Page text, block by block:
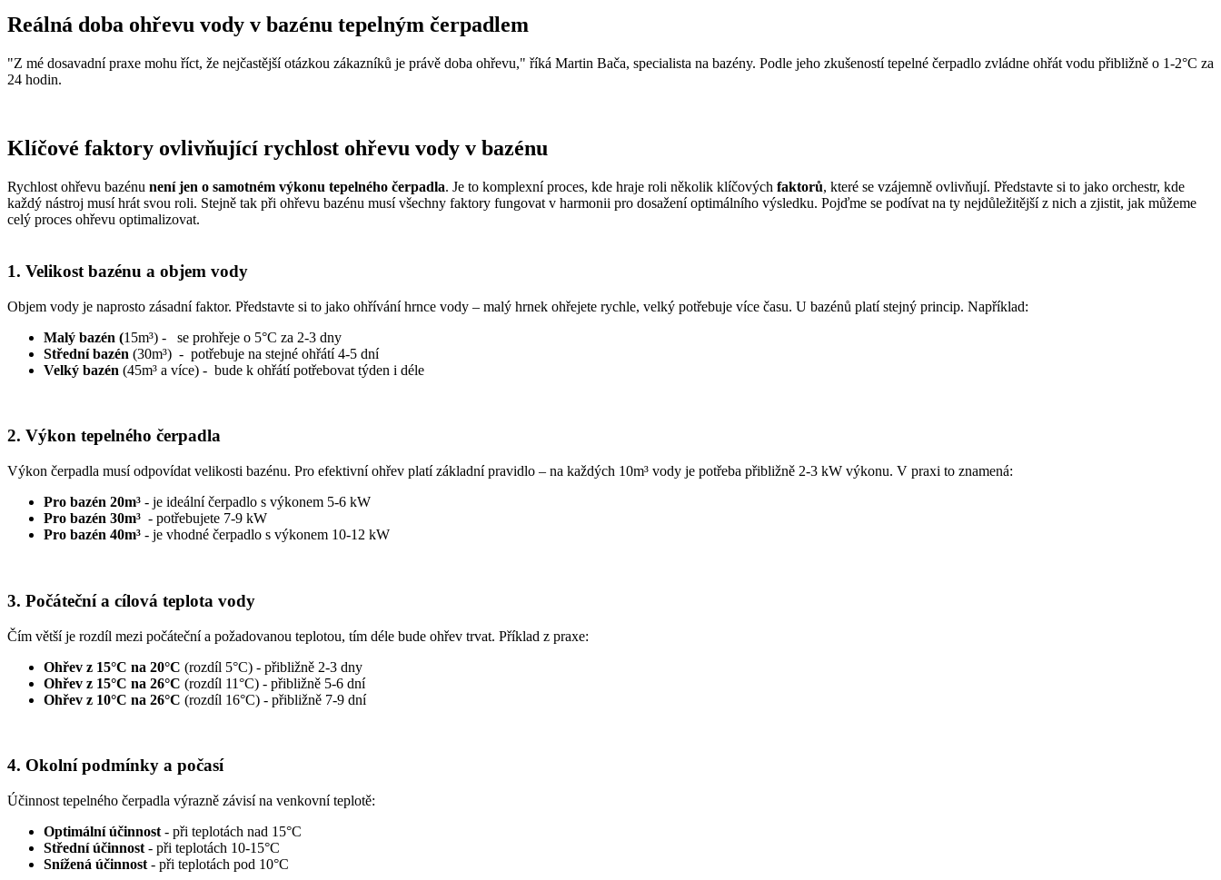
Reálná doba ohřevu vody v bazénu tepelným čerpadlem
"Z mé dosavadní praxe mohu říct, že nejčastější otázkou zákazníků je právě doba ohřevu," říká Martin Bača, specialista na bazény. Podle jeho zkušeností tepelné čerpadlo zvládne ohřát vodu přibližně o 1-2°C za
24 hodin.
Klíčové faktory ovlivňující rychlost ohřevu vody v bazénu
Rychlost ohřevu bazénu není jen o samotném výkonu tepelného čerpadla. Je to komplexní proces, kde hraje roli několik klíčových faktorů, které se vzájemně ovlivňují. Představte si to jako orchestr, kde
každý nástroj musí hrát svou roli. Stejně tak při ohřevu bazénu musí všechny faktory fungovat v harmonii pro dosažení optimálního výsledku. Pojďme se podívat na ty nejdůležitější z nich a zjistit, jak můžeme
celý proces ohřevu optimalizovat.
1. Velikost bazénu a objem vody
Objem vody je naprosto zásadní faktor. Představte si to jako ohřívání hrnce vody – malý hrnek ohřejete rychle, velký potřebuje více času. U bazénů platí stejný princip. Například:
Malý bazén (15m³) - se prohřeje o 5°C za 2-3 dny
Střední bazén (30m³) - potřebuje na stejné ohřátí 4-5 dní
Velký bazén (45m³ a více) - bude k ohřátí potřebovat týden i déle
2. Výkon tepelného čerpadla
Výkon čerpadla musí odpovídat velikosti bazénu. Pro efektivní ohřev platí základní pravidlo – na každých 10m³ vody je potřeba přibližně 2-3 kW výkonu. V praxi to znamená:
Pro bazén 20m³ - je ideální čerpadlo s výkonem 5-6 kW
Pro bazén 30m³ - potřebujete 7-9 kW
Pro bazén 40m³ - je vhodné čerpadlo s výkonem 10-12 kW
3. Počáteční a cílová teplota vody
Čím větší je rozdíl mezi počáteční a požadovanou teplotou, tím déle bude ohřev trvat. Příklad z praxe:
Ohřev z 15°C na 20°C (rozdíl 5°C) - přibližně 2-3 dny
Ohřev z 15°C na 26°C (rozdíl 11°C) - přibližně 5-6 dní
Ohřev z 10°C na 26°C (rozdíl 16°C) - přibližně 7-9 dní
4. Okolní podmínky a počasí
Účinnost tepelného čerpadla výrazně závisí na venkovní teplotě:
Optimální účinnost - při teplotách nad 15°C
Střední účinnost - při teplotách 10-15°C
Snížená účinnost - při teplotách pod 10°C